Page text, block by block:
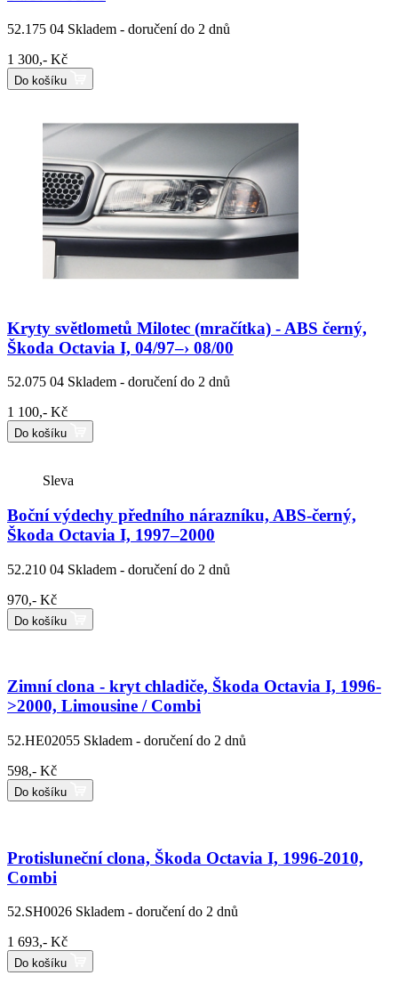
52.175 04 Skladem - doručení do 2 dnů
1 300,- Kč
Do košíku
Kryty světlometů Milotec (mračítka) - ABS černý,
Škoda Octavia I, 04/97–› 08/00
52.075 04 Skladem - doručení do 2 dnů
1 100,- Kč
Do košíku
Sleva
Boční výdechy předního nárazníku, ABS-černý,
Škoda Octavia I, 1997–2000
52.210 04 Skladem - doručení do 2 dnů
970,- Kč
Do košíku
Zimní clona - kryt chladiče, Škoda Octavia I, 1996-
>2000, Limousine / Combi
52.HE02055 Skladem - doručení do 2 dnů
598,- Kč
Do košíku
Protisluneční clona, Škoda Octavia I, 1996-2010,
Combi
52.SH0026 Skladem - doručení do 2 dnů
1 693,- Kč
Do košíku